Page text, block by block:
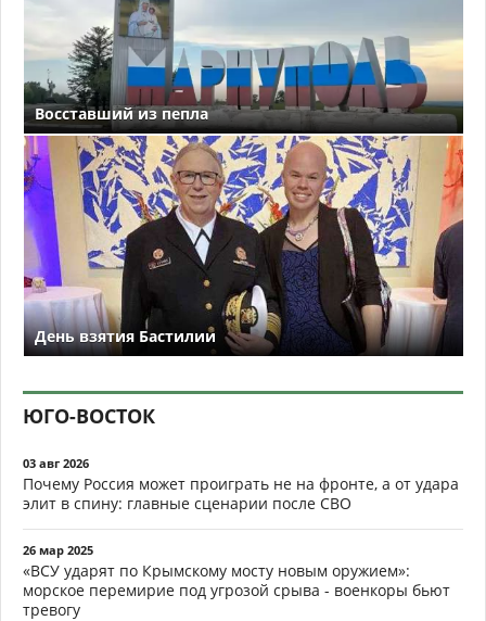
Восставший из пепла
День взятия Бастилии
ЮГО-ВОСТОК
03 авг 2026
Почему Россия может проиграть не на фронте, а от удара
элит в спину: главные сценарии после СВО
26 мар 2025
«ВСУ ударят по Крымскому мосту новым оружием»:
морское перемирие под угрозой срыва - военкоры бьют
тревогу